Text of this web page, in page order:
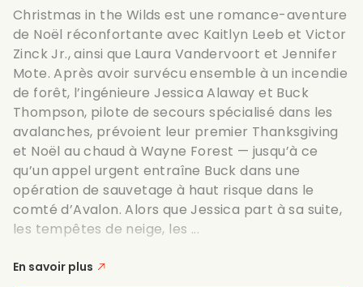
Christmas in the Wilds est une romance-aventure
de Noël réconfortante avec Kaitlyn Leeb et Victor
Zinck Jr., ainsi que Laura Vandervoort et Jennifer
Mote. Après avoir survécu ensemble à un incendie
de forêt, l’ingénieure Jessica Alaway et Buck
Thompson, pilote de secours spécialisé dans les
avalanches, prévoient leur premier Thanksgiving
et Noël au chaud à Wayne Forest — jusqu’à ce
qu’un appel urgent entraîne Buck dans une
opération de sauvetage à haut risque dans le
comté d’Avalon. Alors que Jessica part à sa suite,
les tempêtes de neige, les ...
En savoir plus